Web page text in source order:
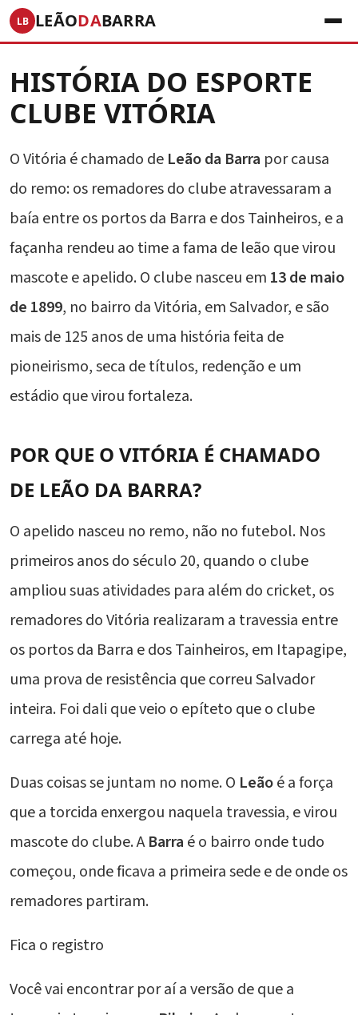
LB LEÃODABARRA
HISTÓRIA DO ESPORTE
CLUBE VITÓRIA
O Vitória é chamado de Leão da Barra por causa
do remo: os remadores do clube atravessaram a
baía entre os portos da Barra e dos Tainheiros, e a
façanha rendeu ao time a fama de leão que virou
mascote e apelido. O clube nasceu em 13 de maio
de 1899, no bairro da Vitória, em Salvador, e são
mais de 125 anos de uma história feita de
pioneirismo, seca de títulos, redenção e um
estádio que virou fortaleza.
POR QUE O VITÓRIA É CHAMADO
DE LEÃO DA BARRA?
O apelido nasceu no remo, não no futebol. Nos
primeiros anos do século 20, quando o clube
ampliou suas atividades para além do cricket, os
remadores do Vitória realizaram a travessia entre
os portos da Barra e dos Tainheiros, em Itapagipe,
uma prova de resistência que correu Salvador
inteira. Foi dali que veio o epíteto que o clube
carrega até hoje.
Duas coisas se juntam no nome. O Leãoé a força
que a torcida enxergou naquela travessia, e virou
mascote do clube. ABarra é o bairro onde tudo
começou, onde ficava a primeira sede e de onde os
remadores partiram.
Fica o registro
Você vai encontrar por aí a versão de que a